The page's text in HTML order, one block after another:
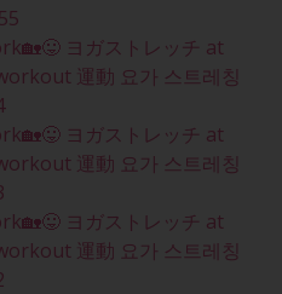
ヨガストレッチ at
運動 요가 스트레칭
ヨガストレッチ at
運動 요가 스트레칭
ヨガストレッチ at
運動 요가 스트레칭